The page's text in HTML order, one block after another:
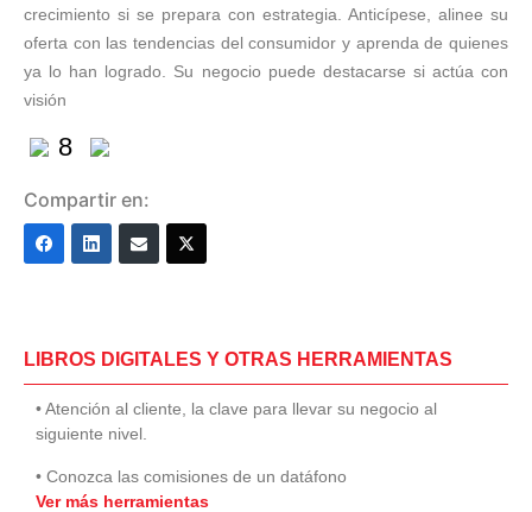
crecimiento si se prepara con estrategia. Anticípese, alinee su
oferta con las tendencias del consumidor y aprenda de quienes
ya lo han logrado. Su negocio puede destacarse si actúa con
visión
8
Compartir en:
LIBROS DIGITALES Y OTRAS HERRAMIENTAS
• Atención al cliente, la clave para llevar su negocio al
siguiente nivel.
• Conozca las comisiones de un datáfono
Ver más herramientas